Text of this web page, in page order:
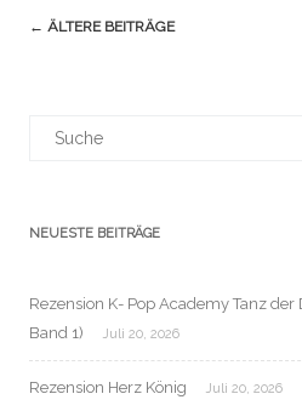
Navigation
← ÄLTERE BEITRÄGE
NEUESTE BEITRÄGE
Rezension K- Pop Academy Tanz
Band 1)
Juli 20, 2026
Rezension Herz König Juli 20, 2026